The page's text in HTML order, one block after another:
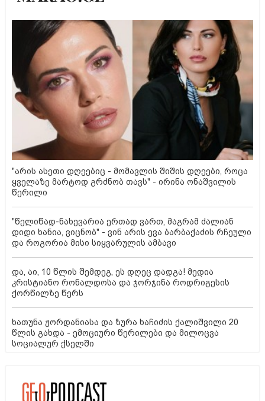
"არის ასეთი დღეებიც - მომავლის შიშის დღეები, როცა
ყველაზე მარტოდ გრძნობ თავს" - ირინა ონაშვილის
წერილი
"წელიწად-ნახევარია ერთად ვართ, მაგრამ ძალიან
დიდი ხანია, ვიცნობ" - ვინ არის ევა ბარბაქაძის რჩეული
და როგორია მისი სიყვარულის ამბავი
და, აი, 10 წლის შემდეგ, ეს დღეც დადგა! მედია
კრისტიანო რონალდოსა და ჯორჯინა როდრიგესის
ქორწილზე წერს
ხათუნა ჟორდანიასა და ზურა ხაჩიძის ქალიშვილი 20
წლის გახდა - ემოციური წერილები და მილოცვა
სოციალურ ქსელში